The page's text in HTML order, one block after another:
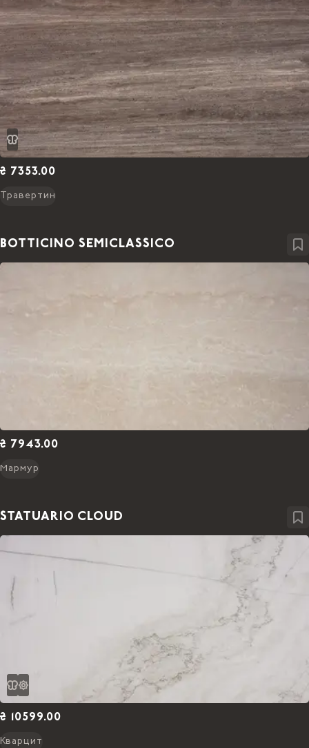
₴ 7353.00
Травертин
BOTTICINO SEMICLASSICO
₴ 7943.00
Мармур
STATUARIO CLOUD
₴ 10599.00
Кварцит